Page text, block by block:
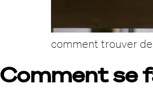
comment trouver
Comment se